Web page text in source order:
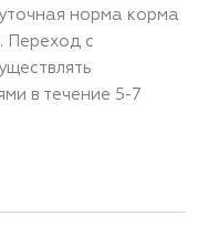
норма корма
Переход с
в течение 5-7